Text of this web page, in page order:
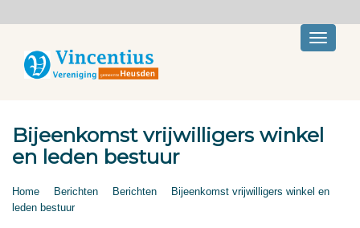
Toggle
Bijeenkomst vrijwilligers winkel
en leden bestuur
Home Berichten Berichten
Bijeenkomst vrijwilligers winkel en
leden bestuur